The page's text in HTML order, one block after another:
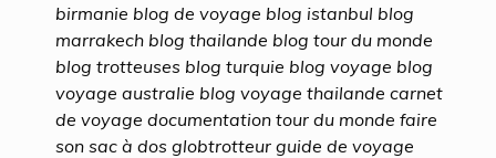
birmanie blog de voyage blog istanbul blog
marrakech blog thailande blog tour du monde
blog trotteuses blog turquie blog voyage blog
voyage australie blog voyage thailande carnet
de voyage documentation tour du monde faire
son sac à dos globtrotteur guide de voyage